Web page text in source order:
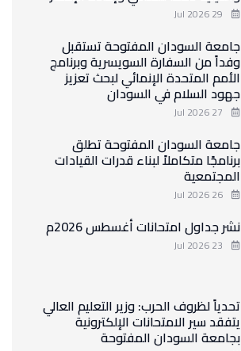
جامعة السودان المفتوحة تستقبل
وفداً من السفارة السويسرية وبرنامج
الأمم المتحدة الإنمائي لبحث تعزيز
جهود السلام في السودان
جامعة السودان المفتوحة تطلق
برنامجًا متكاملاً لبناء قدرات القيادات
المجتمعية
نشر جداول امتحانات أغسطس 2026م
تحدياً لظروف الحرب: وزير التعليم العالي
يتفقد سير الامتحانات الإلكترونية
بجامعة السودان المفتوحة